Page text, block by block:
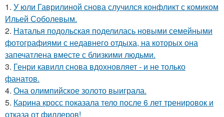
1. У юли Гаврилиной снова случился конфликт с комиком
Ильей Соболевым.
2. Наталья подольская поделилась новыми семейными
фотографиями с недавнего отдыха, на которых она
запечатлена вместе с близкими людьми.
3. Генри кавилл снова вдохновляет - и не только
фанатов.
4. Она олимпийское золото выиграла.
5. Карина кросс показала тело после 6 лет тренировок и
отказа от филлеров!